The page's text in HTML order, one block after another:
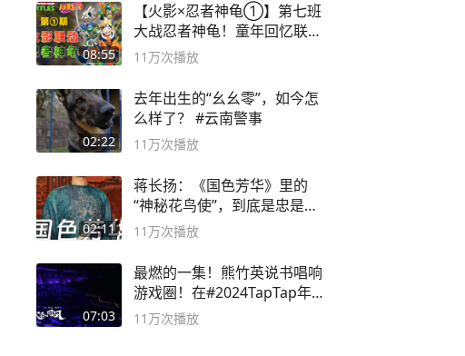
08:55
【火影×忍者神龟①】第七班
大战忍者神龟！童年回忆联动
论武？
11万次播放
02:22
去年出生的“幺幺零”，如今怎
么样了？ #云南警事
11万次播放
02:11
蒋长扬：《国色芳华》里的
“神秘花鸟使”，到底是忠是
奸？
11万次播放
07:03
最燃的一集！熊竹英说书唱响
游戏圈！在#2024TapTap年
度游戏大赏
11万次播放